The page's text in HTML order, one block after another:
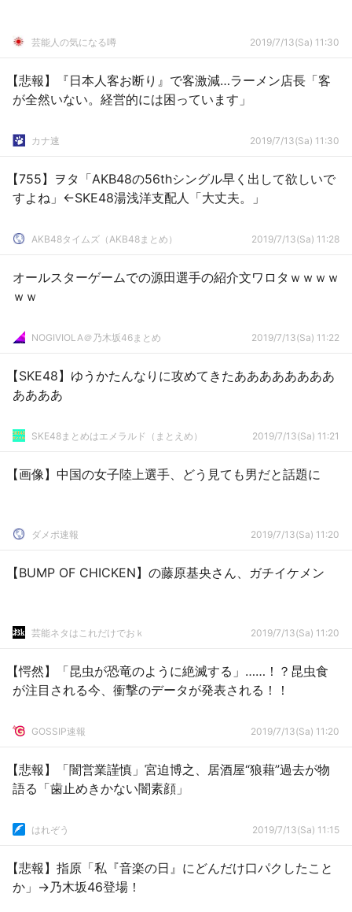
芸能人の気になる噂 2019/7/13(Sa) 11:30
【悲報】『日本人客お断り』で客激減…ラーメン店長「客
が全然いない。経営的には困っています」
カナ速 2019/7/13(Sa) 11:30
【755】ヲタ「AKB48の56thシングル早く出して欲しいで
すよね」←SKE48湯浅洋支配人「大丈夫。」
AKB48タイムズ（AKB48まとめ） 2019/7/13(Sa) 11:28
オールスターゲームでの源田選手の紹介文ワロタｗｗｗｗ
ｗｗ
NOGIVIOLA＠乃木坂46まとめ 2019/7/13(Sa) 11:22
【SKE48】ゆうかたんなりに攻めてきたああああああああ
ああああ
SKE48まとめはエメラルド（まとえめ） 2019/7/13(Sa) 11:21
【画像】中国の女子陸上選手、どう見ても男だと話題に
ダメポ速報 2019/7/13(Sa) 11:20
【BUMP OF CHICKEN】の藤原基央さん、ガチイケメン
芸能ネタはこれだけでおｋ 2019/7/13(Sa) 11:20
【愕然】「昆虫が恐竜のように絶滅する」……！？昆虫食
が注目される今、衝撃のデータが発表される！！
GOSSIP速報 2019/7/13(Sa) 11:20
【悲報】「闇営業謹慎」宮迫博之、居酒屋“狼藉”過去が物
語る「歯止めきかない闇素顔」
はれぞう 2019/7/13(Sa) 11:15
【悲報】指原「私『音楽の日』にどんだけ口パクしたこと
か」→乃木坂46登場！